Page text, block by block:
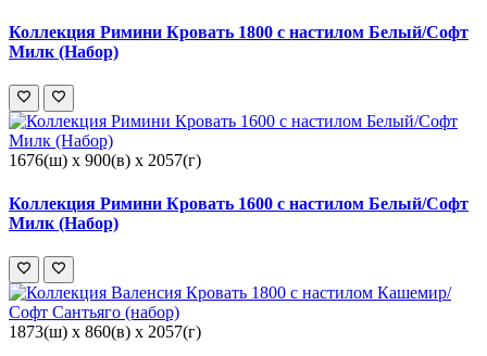
Коллекция Римини Кровать 1800 с настилом Белый/Софт
Милк (Набор)
1676(ш) x 900(в) x 2057(г)
Коллекция Римини Кровать 1600 с настилом Белый/Софт
Милк (Набор)
1873(ш) x 860(в) x 2057(г)